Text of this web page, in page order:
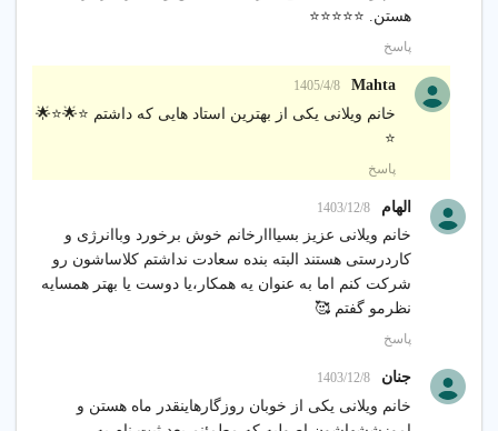
هستن. ⭐️⭐️⭐️⭐️⭐️
پاسخ
Mahta
1405/4/8
خانم ویلانی یکی از بهترین استاد هایی که داشتم ⭐️🌟⭐️🌟
⭐️
پاسخ
الهام 1403/12/8
خانم ویلانی عزیز بسیااارخانم خوش برخورد وباانرژی و
کاردرستی هستند البته بنده سعادت نداشتم کلاساشون رو
شرکت کنم اما به عنوان یه همکار،یا دوست یا بهتر همسایه
نظرمو گفتم 🥰
پاسخ
جنان 1403/12/8
خانم ویلانی یکی از خوبان روزگارهاینقدر ماه هستن و